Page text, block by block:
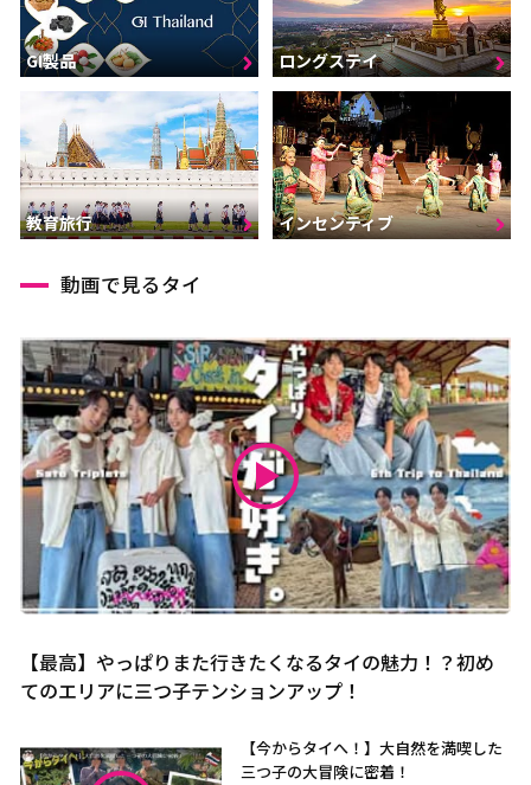
GI製品 ロングステイ
教育旅行 インセンティブ
動画で見るタイ
【最高】やっぱりまた行きたくなるタイの魅力！？初め
てのエリアに三つ子テンションアップ！
【今からタイへ！】大自然を満喫した
三つ子の大冒険に密着！